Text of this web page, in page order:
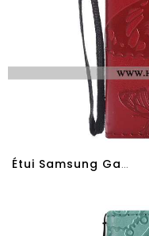
Étui Samsung Galaxy A70s Protection Cuir Orange Téléphone Portable Coque Fleurs De Papillons